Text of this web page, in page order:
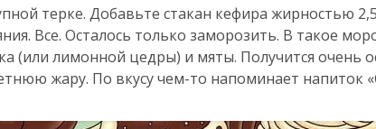
терке. Добавьте стакан кефира жирностью
Все. Осталось только заморозить. В такое
(или лимонной цедры) и мяты. Получится очень
жару. По вкусу чем-то напоминает напиток